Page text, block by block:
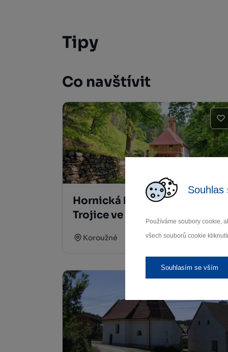
Souhlas
Používáme soubory cookie,
všech souborů cookie
Souhlasím se vším
Tipy
Co navštívit
Hornická kaple Nejsvětější
Trojice ve Švařci
Koroužné